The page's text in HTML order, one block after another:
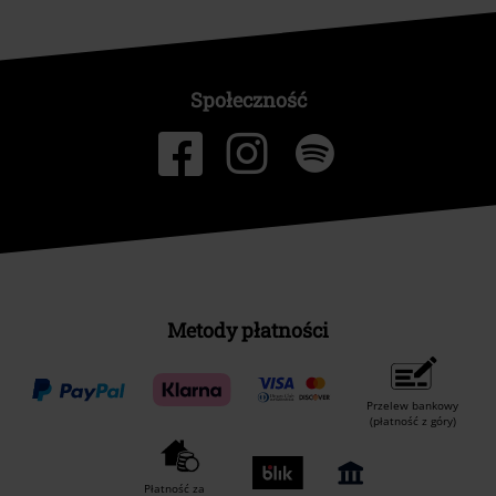
Społeczność
Metody płatności
Przelew bankowy
(płatność z góry)
Płatność za